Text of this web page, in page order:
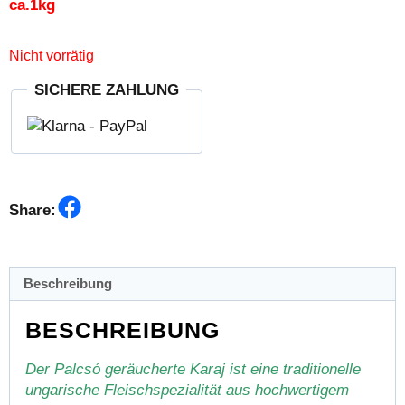
ca.1kg
Nicht vorrätig
SICHERE ZAHLUNG
Share:
Beschreibung
BESCHREIBUNG
Der Palcsó geräucherte Karaj ist eine traditionelle
ungarische Fleischspezialität aus hochwertigem